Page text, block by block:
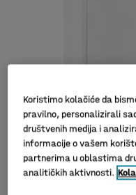
Koristimo kolačiće da
pravilno, personalizirali
društvenih medija i
informacije o vašem
partnerima u oblastima
analitičkih aktivnosti.